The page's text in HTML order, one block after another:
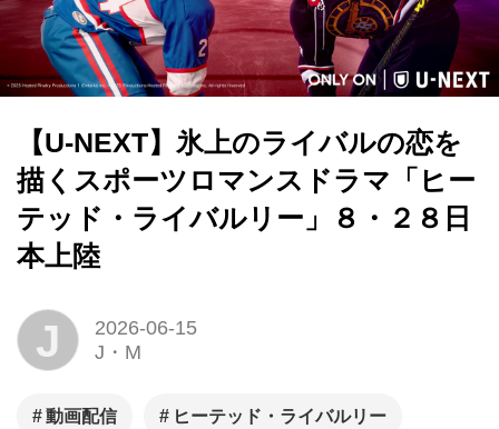
【U-NEXT】氷上のライバルの恋を
描くスポーツロマンスドラマ「ヒー
テッド・ライバルリー」８・２８日
本上陸
J
2026-06-15
J・M
動画配信 ヒーテッド・ライバルリー